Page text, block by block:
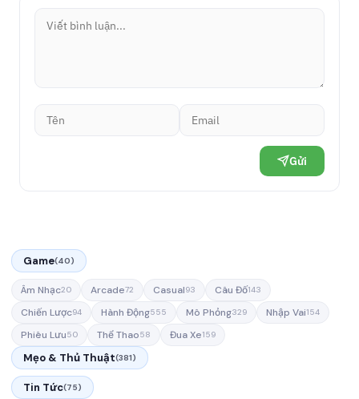
Gửi
Game(40)
Âm Nhạc20 Arcade72 Casual93 Câu Đố143
Chiến Lược94 Hành Động555 Mô Phỏng329 Nhập Vai154
Phiêu Lưu50 Thể Thao58 Đua Xe159
Mẹo & Thủ Thuật(381)
Tin Tức(75)